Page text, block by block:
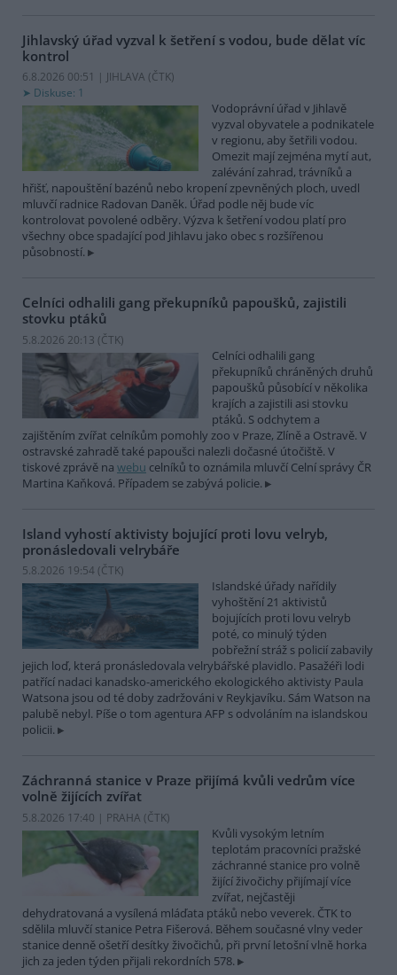
Jihlavský úřad vyzval k šetření s vodou, bude dělat víc
kontrol
6.8.2026 00:51 | JIHLAVA (ČTK)
Diskuse: 1
Vodoprávní úřad v Jihlavě
vyzval obyvatele a podnikatele
v regionu, aby šetřili vodou.
Omezit mají zejména mytí aut,
zalévání zahrad, trávníků a
hřišť, napouštění bazénů nebo kropení zpevněných ploch, uvedl
mluvčí radnice Radovan Daněk. Úřad podle něj bude víc
kontrolovat povolené odběry. Výzva k šetření vodou platí pro
všechny obce spadající pod Jihlavu jako obec s rozšířenou
působností.
Celníci odhalili gang překupníků papoušků, zajistili
stovku ptáků
5.8.2026 20:13 (ČTK)
Celníci odhalili gang
překupníků chráněných druhů
papoušků působící v několika
krajích a zajistili asi stovku
ptáků. S odchytem a
zajištěním zvířat celníkům pomohly zoo v Praze, Zlíně a Ostravě. V
ostravské zahradě také papoušci nalezli dočasné útočiště. V
tiskové zprávě na webu celníků to oznámila mluvčí Celní správy ČR
Martina Kaňková. Případem se zabývá policie.
Island vyhostí aktivisty bojující proti lovu velryb,
pronásledovali velrybáře
5.8.2026 19:54 (ČTK)
Islandské úřady nařídily
vyhoštění 21 aktivistů
bojujících proti lovu velryb
poté, co minulý týden
pobřežní stráž s policií zabavily
jejich loď, která pronásledovala velrybářské plavidlo. Pasažéři lodi
patřící nadaci kanadsko-amerického ekologického aktivisty Paula
Watsona jsou od té doby zadržováni v Reykjavíku. Sám Watson na
palubě nebyl. Píše o tom agentura AFP s odvoláním na islandskou
policii.
Záchranná stanice v Praze přijímá kvůli vedrům více
volně žijících zvířat
5.8.2026 17:40 | PRAHA (ČTK)
Kvůli vysokým letním
teplotám pracovníci pražské
záchranné stanice pro volně
žijící živočichy přijímají více
zvířat, nejčastěji
dehydratovaná a vysílená mláďata ptáků nebo veverek. ČTK to
sdělila mluvčí stanice Petra Fišerová. Během současné vlny veder
stanice denně ošetří desítky živočichů, při první letošní vlně horka
jich za jeden týden přijali rekordních 578.